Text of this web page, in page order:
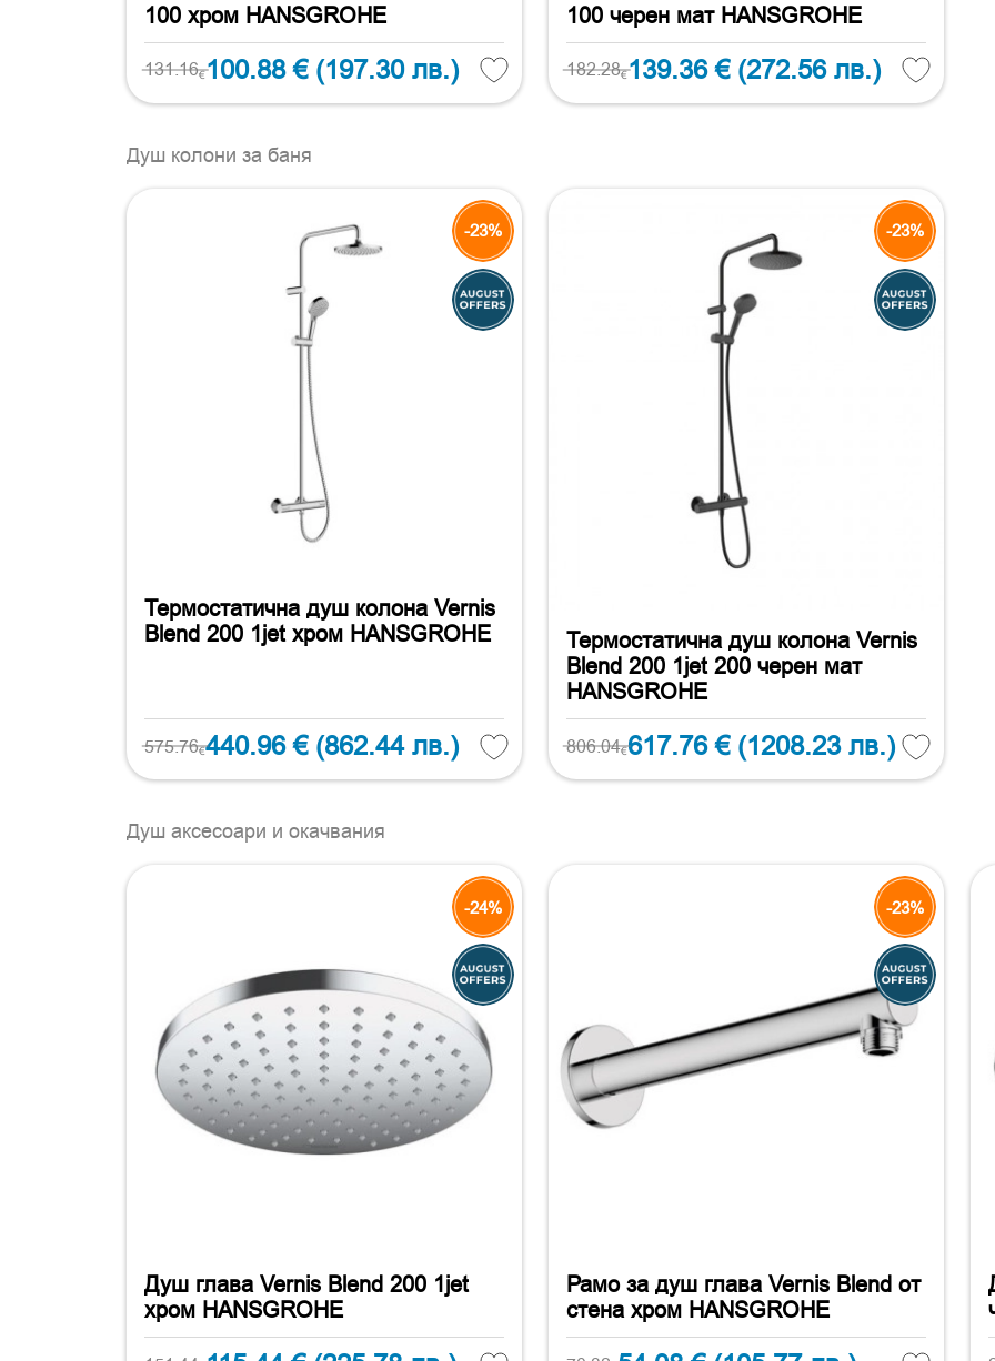
100 хром HANSGROHE
131.16€100.88 € (197.30 лв.)
100 черен мат HANSGROHE
182.28€139.36 € (272.56 лв.)
Душ колони за баня
-23%
Термостатична душ колона Vernis
Blend 200 1jet хром HANSGROHE
575.76€440.96 € (862.44 лв.)
-23%
Термостатична душ колона Vernis
Blend 200 1jet 200 черен мат
HANSGROHE
806.04€617.76 € (1208.23 лв.)
Душ аксесоари и окачвания
-24%
Душ глава Vernis Blend 200 1jet
хром HANSGROHE
-23%
Рамо за душ глава Vernis Blend от
стена хром HANSGROHE